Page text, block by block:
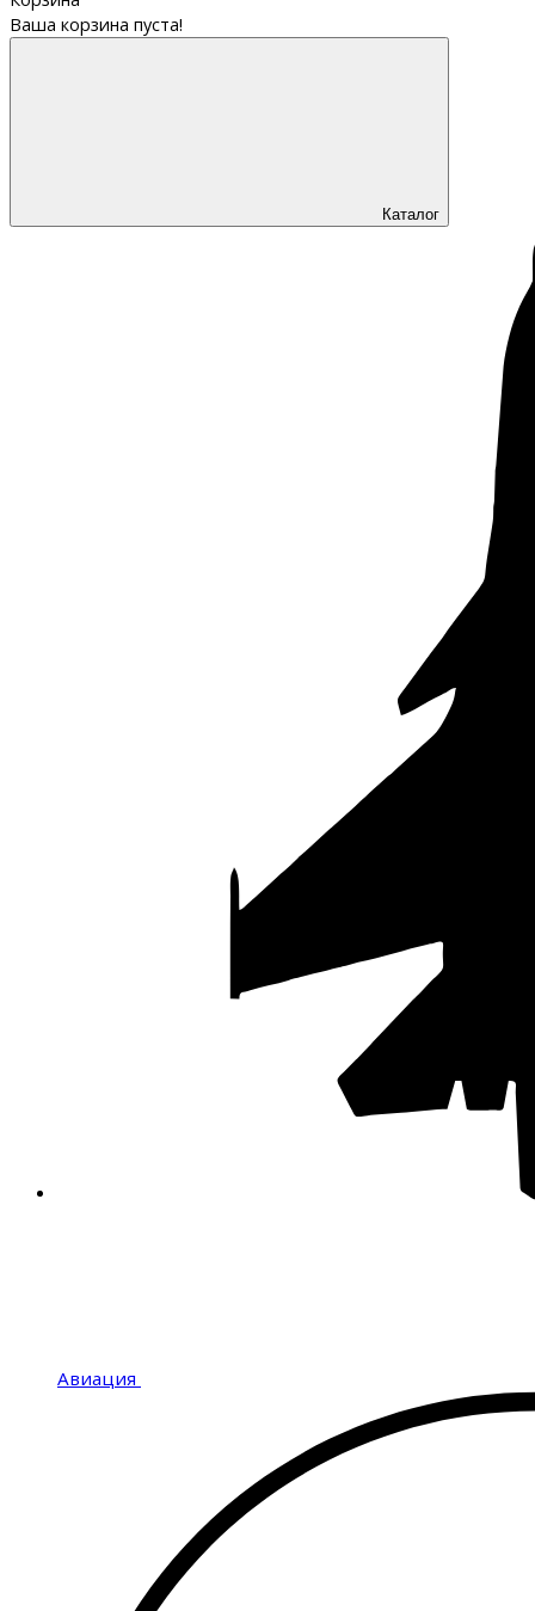
Ваша корзина пуста!
Каталог
Авиация